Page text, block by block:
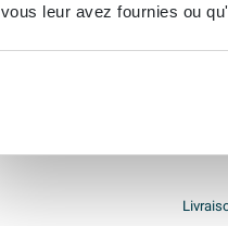
vous leur avez fournies ou